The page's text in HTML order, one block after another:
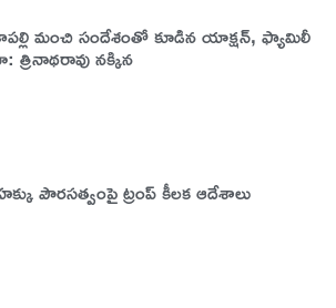
మంచి సందేశంతో కూడిన యాక్షన్, ఫ్యామిలీ
త్రినాథరావు నక్కిన
పౌరసత్వంపై ట్రంప్ కీలక ఆదేశాలు